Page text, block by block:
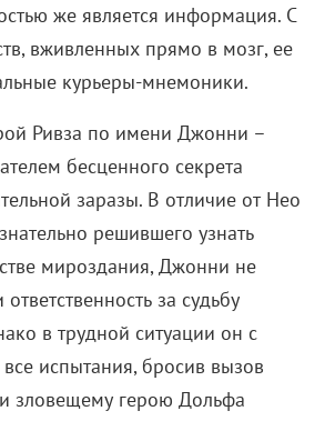
же является информация. С
вживленных прямо в мозг, ее
курьеры-мнемоники.
Ривза по имени Джонни –
бесценного секрета
заразы. В отличие от Нео
решившего узнать
мироздания, Джонни не
за судьбу
в трудной ситуации он с
испытания, бросив вызов
зловещему герою Дольфа